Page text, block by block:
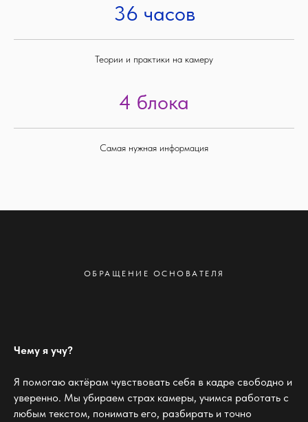
36 часов
Теории и практики на камеру
4 блока
Самая нужная информация
ОБРАЩЕНИЕ ОСНОВАТЕЛЯ
Чему я учу?
Я помогаю актёрам чувствовать себя в кадре свободно и
уверенно. Мы убираем страх камеры, учимся работать с
любым текстом, понимать его, разбирать и точно